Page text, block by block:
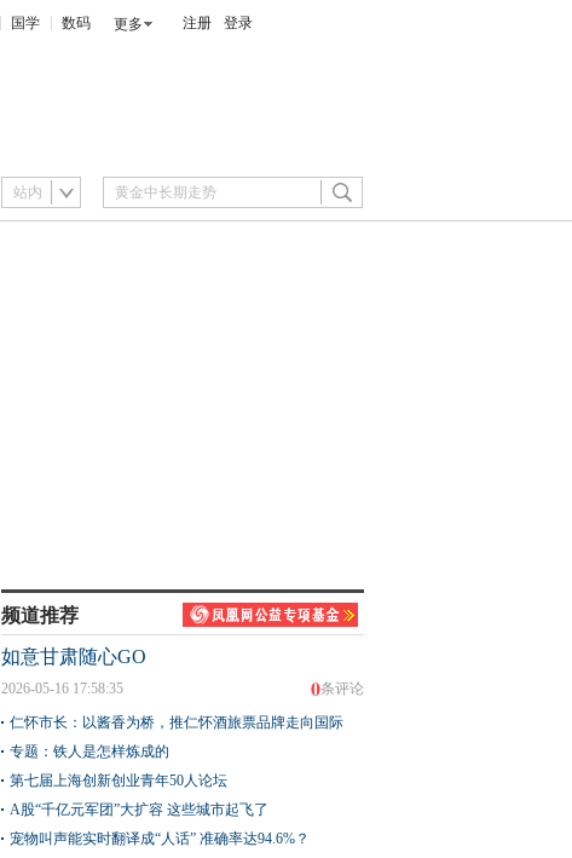
国学 数码 更多 注册 登录
站内
频道推荐
如意甘肃随心GO
0条评论
2026-05-16 17:58:35
仁怀市长：以酱香为桥，推仁怀酒旅票品牌走向国际
专题：铁人是怎样炼成的
第七届上海创新创业青年50人论坛
A股“千亿元军团”大扩容 这些城市起飞了
宠物叫声能实时翻译成“人话” 准确率达94.6%？